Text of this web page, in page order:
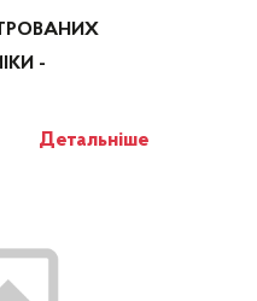
-
Детальніше